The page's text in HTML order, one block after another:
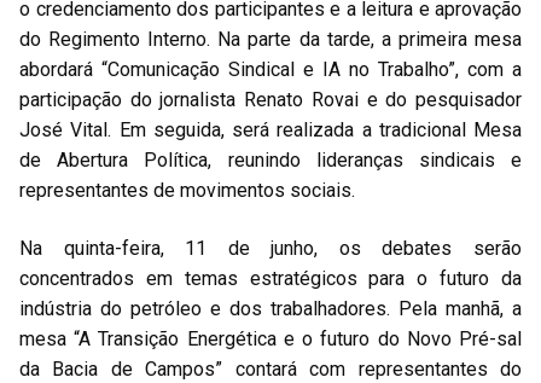
o credenciamento dos participantes e a leitura e aprovação
do Regimento Interno. Na parte da tarde, a primeira mesa
abordará “Comunicação Sindical e IA no Trabalho”, com a
participação do jornalista Renato Rovai e do pesquisador
José Vital. Em seguida, será realizada a tradicional Mesa
de Abertura Política, reunindo lideranças sindicais e
representantes de movimentos sociais.
Na quinta-feira, 11 de junho, os debates serão
concentrados em temas estratégicos para o futuro da
indústria do petróleo e dos trabalhadores. Pela manhã, a
mesa “A Transição Energética e o futuro do Novo Pré-sal
da Bacia de Campos” contará com representantes do